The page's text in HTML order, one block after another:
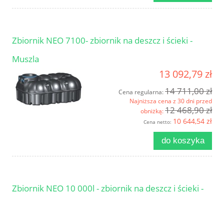
Zbiornik NEO 7100- zbiornik na deszcz i ścieki -
Muszla
13 092,79 zł
Cena regularna:14 711,00 zł
Najniższa cena z 30 dni przed
obniżką:12 468,90 zł
Cena netto: 10 644,54 zł
do koszyka
Zbiornik NEO 10 000l - zbiornik na deszcz i ścieki -